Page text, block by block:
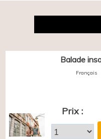
Balade
Français
Prix :